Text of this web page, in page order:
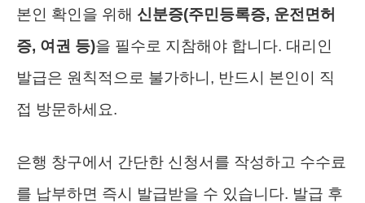
본인 확인을 위해 신분증(주민등록증, 운전면허
증, 여권 등)을 필수로 지참해야 합니다. 대리인
발급은 원칙적으로 불가하니, 반드시 본인이 직
접 방문하세요.
은행 창구에서 간단한 신청서를 작성하고 수수료
를 납부하면 즉시 발급받을 수 있습니다. 발급 후